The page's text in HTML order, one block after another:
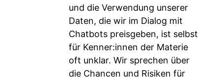
und die Verwendung unserer
Daten, die wir im Dialog mit
Chatbots preisgeben, ist selbst
für Kenner:innen der Materie
oft unklar. Wir sprechen über
die Chancen und Risiken für